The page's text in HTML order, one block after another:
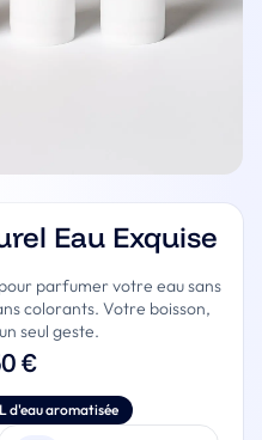
Eau Exquise
parfumer votre eau sans
colorants. Votre boisson,
seul geste.
€
d'eau aromatisée